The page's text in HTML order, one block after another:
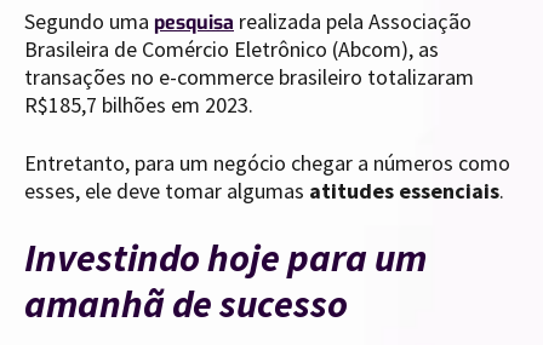
Segundo uma pesquisa realizada pela Associação
Brasileira de Comércio Eletrônico (Abcom), as
transações no e-commerce brasileiro totalizaram
R$185,7 bilhões em 2023.
Entretanto, para um negócio chegar a números como
esses, ele deve tomar algumas atitudes essenciais.
Investindo hoje para um
amanhã de sucesso